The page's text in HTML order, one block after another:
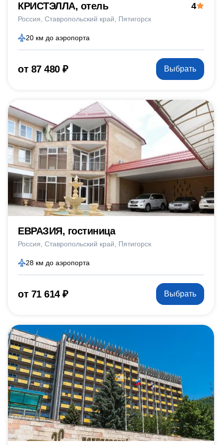
КРИСТЭЛЛА, отель
Россия Ставропольский край Пятигорск
4
20 км до аэропорта
от 87 480 ₽ Выбрать
ЕВРАЗИЯ, гостиница
Россия Ставропольский край Пятигорск
28 км до аэропорта
от 71 614 ₽ Выбрать